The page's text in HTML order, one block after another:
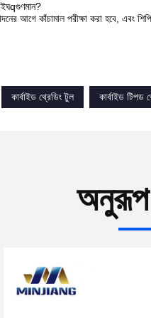
ঘqগুণমান?
আগে কাঁচামাল পরীক্ষা করা হবে, এবং
কার্বাইড থ্রেডিং টুল কার্বাইড টিপড